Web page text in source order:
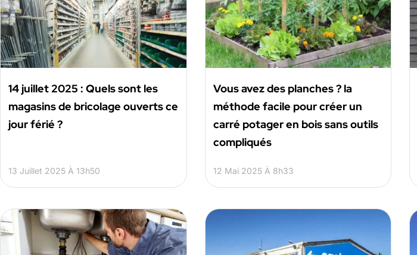
14 juillet 2025 : Quels sont les
magasins de bricolage ouverts ce
jour férié ?
13 Juillet 2025 À 13h50
Vous avez des planches ? la
méthode facile pour créer un
carré potager en bois sans outils
compliqués
12 Mai 2025 À 8h33